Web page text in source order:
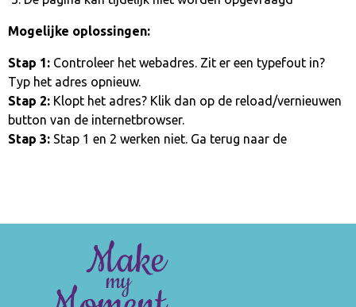
Mogelijke oplossingen:
Stap 1: Controleer het webadres. Zit er een typefout in?
Typ het adres opnieuw.
Stap 2: Klopt het adres? Klik dan op de reload/vernieuwen
button van de internetbrowser.
Stap 3: Stap 1 en 2 werken niet. Ga terug naar de